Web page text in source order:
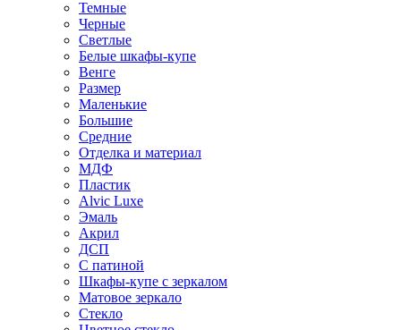
Темные
Черные
Светлые
Белые шкафы-купе
Венге
Размер
Маленькие
Большие
Средние
Отделка и материал
МДФ
Пластик
Alvic Luxe
Эмаль
Акрил
ДСП
С патиной
Шкафы-купе с зеркалом
Матовое зеркало
Стекло